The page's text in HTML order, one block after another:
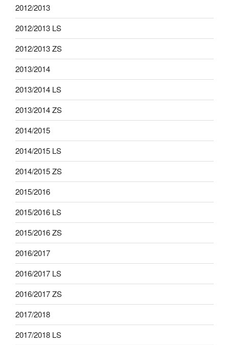
2012/2013
2012/2013 LS
2012/2013 ZS
2013/2014
2013/2014 LS
2013/2014 ZS
2014/2015
2014/2015 LS
2014/2015 ZS
2015/2016
2015/2016 LS
2015/2016 ZS
2016/2017
2016/2017 LS
2016/2017 ZS
2017/2018
2017/2018 LS